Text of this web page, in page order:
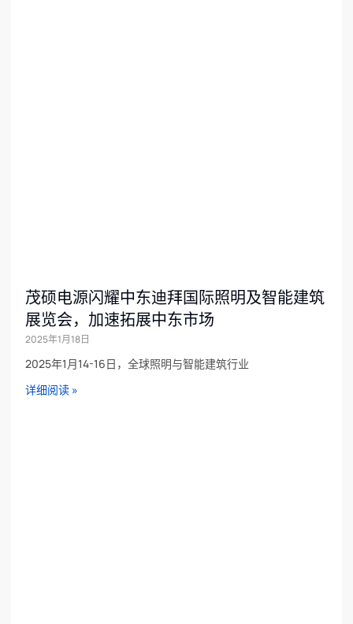
茂硕电源闪耀中东迪拜国际照明及智能建筑
展览会，加速拓展中东市场
2025年1月18日
2025年1月14-16日，全球照明与智能建筑行业
详细阅读 »